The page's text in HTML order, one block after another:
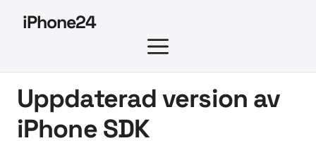
iPhone24
MENY
Uppdaterad version av
iPhone SDK